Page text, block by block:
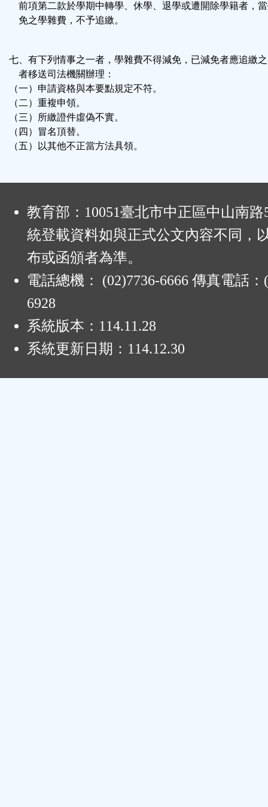
前項第二款於學期中轉學、休學、退學或遭開除學籍者，
免之學雜費，不予追繳。
七、有下列情事之一者，學雜費不得減免，已減免者應追繳
者移送司法機關辦理：
（一）申請資格與本要點規定不符。
（二）重複申領。
（三）所繳證件虛偽不實。
（四）冒名頂替。
（五）以其他不正當方法具領。
教育部：10051臺北市中正區中山南
統登載資料如與正式公文內容不同，
布或函頒者為準。
電話總機： (02)7736-6666 傳真電話：
6928
系統版本： 114.11.28
系統更新日期： 114.12.30